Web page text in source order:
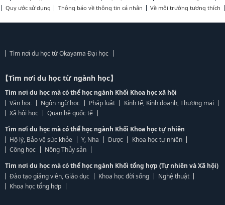
Quy ước sử dụng
Thông báo về thông tin cá nhân Về môi trường tương thích
Tìm nơi du học từ Okayama Đại học
【Tìm nơi du học từ ngành học】
Tìm nơi du học mà có thể học ngành Khối Khoa học xã hội
Văn học
Ngôn ngữ học Pháp luật
Kinh tế, Kinh doanh, Thương mại
Xã hội học
Quan hệ quốc tế
Tìm nơi du học mà có thể học ngành Khối Khoa học tự nhiên
Hộ lý, Bảo vệ sức khỏe
Y, Nha Dược
Khoa học tự nhiên
Công học
Nông Thủy sản
Tìm nơi du học mà có thể học ngành Khối tổng hợp (Tự nhiên và Xã hội)
Đào tạo giảng viên, Giáo dục
Khoa học đời sống
Nghệ thuật
Khoa học tổng hợp